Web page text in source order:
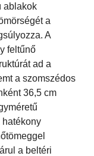
ablakok
a
A
feltűnő
ad a
a szomszédos
36,5 cm
hatékony
a beltéri